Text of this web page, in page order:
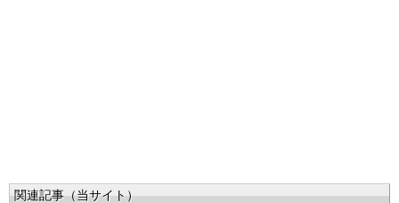
関連記事（当サイト）